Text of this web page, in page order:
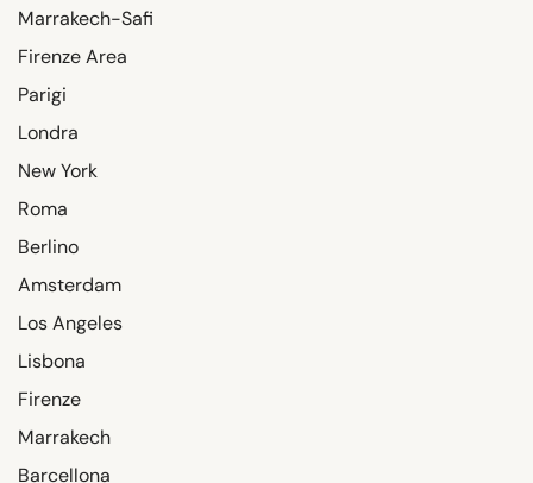
Marrakech-Safi
Firenze Area
Parigi
Londra
New York
Roma
Berlino
Amsterdam
Los Angeles
Lisbona
Firenze
Marrakech
Barcellona